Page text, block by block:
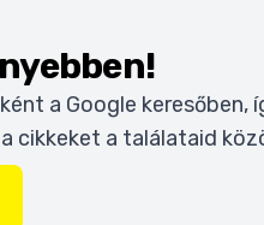
a Google keresőben,
cikkeket a találataid